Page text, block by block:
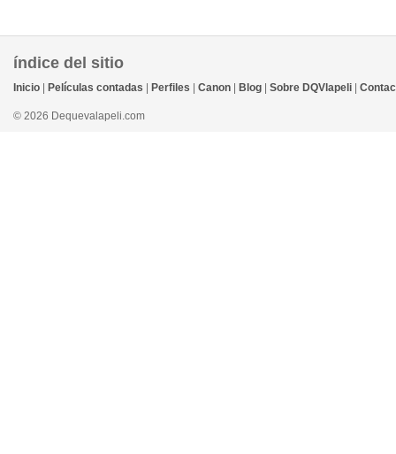
índice del sitio
Inicio Películas contadas Perfiles Canon Blog Sobre DQVlapeli
© 2026 Dequevalapeli.com